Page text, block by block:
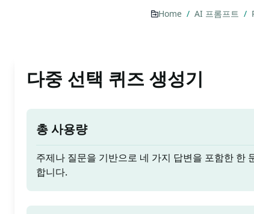
Home / AI 프롬프트 /
다중 선택 퀴즈 생성기
총 사용량
주제나 질문을 기반으로 네 가지 답변을 포함한 한
합니다.